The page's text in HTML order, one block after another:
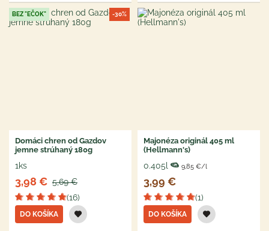
-30%
BEZ "EČOK"
Domáci chren od Gazdov
jemne strúhaný 180g
1ks
3,98 € 5,69 €
(16)
DO KOŠÍKA
Majonéza originál 405 ml
(Hellmann's)
0.405l 9,85 €/l
3,99 €
(1)
DO KOŠÍKA